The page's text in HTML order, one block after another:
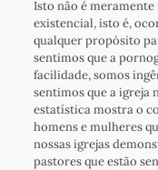
Isto não é
existencial, isto é,
qualquer propósito
sentimos que a
facilidade, somos
sentimos que a igreja
estatística mostra o
homens e mulheres
nossas igrejas
pastores que estão